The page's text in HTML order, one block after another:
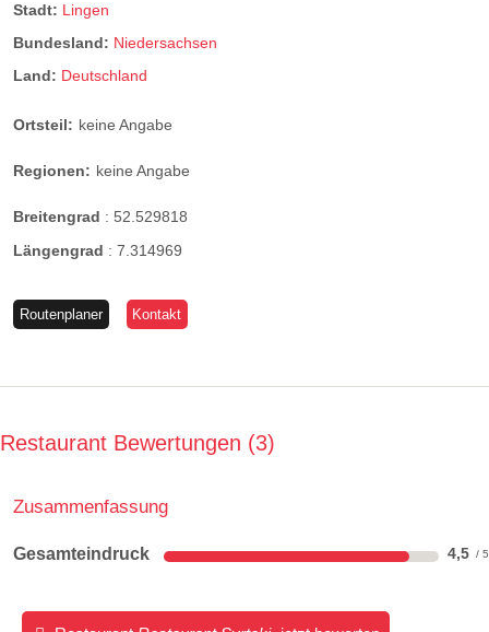
Stadt: Lingen
Bundesland: Niedersachsen
Land: Deutschland
Ortsteil: keine Angabe
Regionen: keine Angabe
Breitengrad : 52.529818
Längengrad : 7.314969
Routenplaner Kontakt
Restaurant Bewertungen 3
Zusammenfassung
Gesamteindruck 4,5